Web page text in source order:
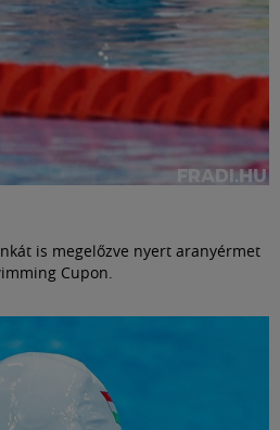
is megelőzve nyert aranyérmet
Cupon.